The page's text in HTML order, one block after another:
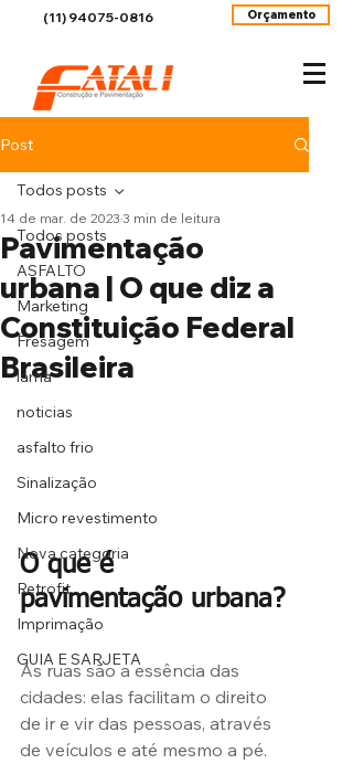
(11) 94075-0816 Orçamento
Post
Todos posts
ASFALTO
Marketing
Fresagem
lama
noticias
asfalto frio
Sinalização
Micro revestimento
Nova categoria
Retrofit
Imprimação
GUIA E SARJETA
Todos posts
Pavimentação
urbana | O que diz a
Constituição Federal
Brasileira
14 de mar. de 2023 3 min de leitura
O que é
pavimentação urbana?
As ruas são a essência das
cidades: elas facilitam o direito
de ir e vir das pessoas, através
de veículos e até mesmo a pé.